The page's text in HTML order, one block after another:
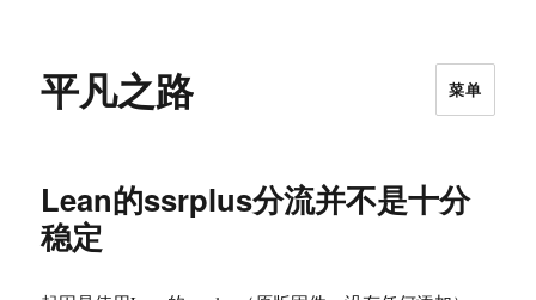
平凡之路 菜单
Lean的ssrplus分流并不是十分
稳定